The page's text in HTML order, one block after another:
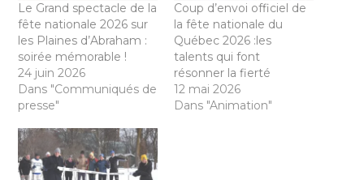
Le Grand spectacle de la
fête nationale 2026 sur
les Plaines d’Abraham :
soirée mémorable !
24 juin 2026
Dans "Communiqués de
presse"
Coup d’envoi officiel de
la fête nationale du
Québec 2026 :les
talents qui font
résonner la fierté
12 mai 2026
Dans "Animation"